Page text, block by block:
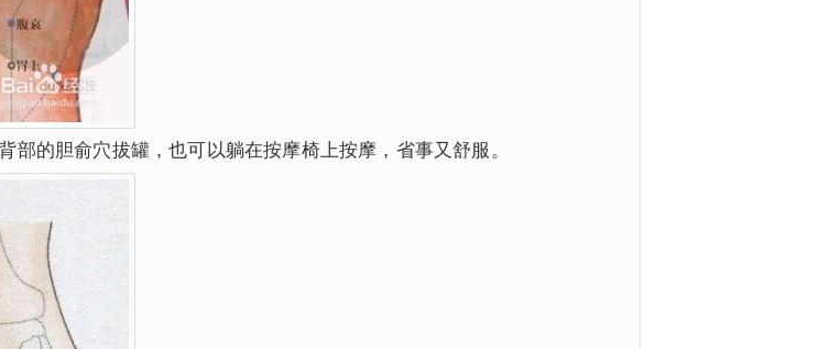
部的胆俞穴拔罐，也可以躺在按摩椅上按摩，省事又舒服。